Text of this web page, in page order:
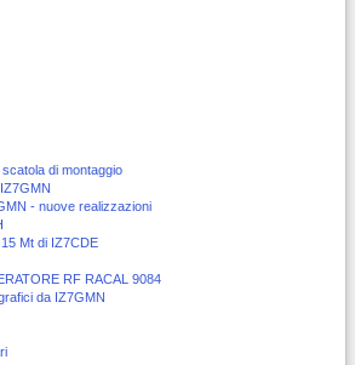
di montaggio
- nuove realizzazioni
Mt di IZ7CDE
RF RACAL 9084
da IZ7GMN